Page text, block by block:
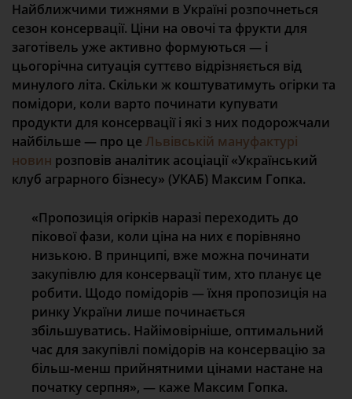
Найближчими тижнями в Україні розпочнеться
сезон консервації. Ціни на овочі та фрукти для
заготівель уже активно формуються — і
цьогорічна ситуація суттєво відрізняється від
минулого літа. Скільки ж коштуватимуть огірки та
помідори, коли варто починати купувати
продукти для консервації і які з них подорожчали
найбільше — про це Львівській мануфактурі
новин розповів аналітик асоціації «Український
клуб аграрного бізнесу» (УКАБ) Максим Гопка.
«Пропозиція огірків наразі переходить до
пікової фази, коли ціна на них є порівняно
низькою. В принципі, вже можна починати
закупівлю для консервації тим, хто планує це
робити. Щодо помідорів — їхня пропозиція на
ринку України лише починається
збільшуватись. Найімовірніше, оптимальний
час для закупівлі помідорів на консервацію за
більш-менш прийнятними цінами настане на
початку серпня», — каже Максим Гопка.